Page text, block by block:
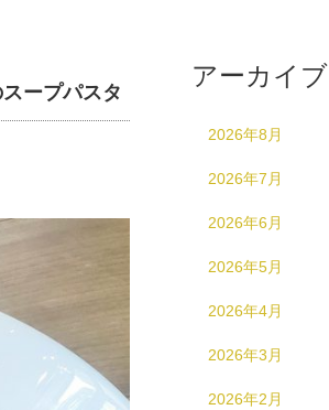
ープパスタ
アーカイブ
2026年8月
2026年7月
2026年6月
2026年5月
2026年4月
2026年3月
2026年2月